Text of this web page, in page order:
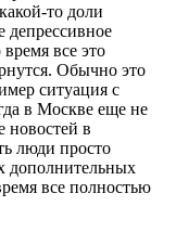
то доли
депрессивное
все это
Обычно это
ситуация с
в Москве еще не
новостей в
люди просто
дополнительных
все полностью